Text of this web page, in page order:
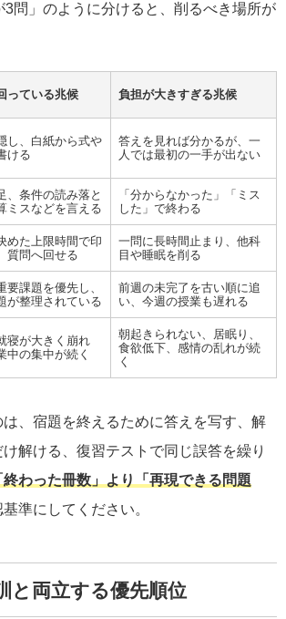
3問」のように分けると、削るべき場所が
っている兆候 負担が大きすぎる兆候
し、白紙から式や
ける
答えを見れば分かるが、一
人では最初の一手が出ない
、条件の読み落と
ミスなどを言える
「分からなかった」「ミス
した」で終わる
めた上限時間で印
質問へ回せる
一問に長時間止まり、他科
目や睡眠を削る
要課題を優先し、
が整理されている
前週の未完了を古い順に追
い、今週の授業も遅れる
寝が大きく崩れ
中の集中が続く
朝起きられない、居眠り、
食欲低下、感情の乱れが続
く
、宿題を終えるために答えを写す、解
解ける、復習テストで同じ誤答を繰り
終わった冊数」より「再現できる問題
準にしてください。
と両立する優先順位